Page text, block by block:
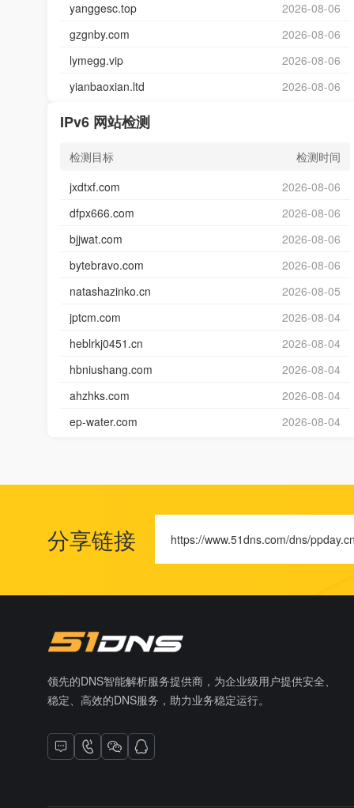
yanggesc.top
2026-08-06
gzgnby.com
2026-08-06
lymegg.vip
2026-08-06
yianbaoxian.ltd
2026-08-06
IPv6 网站检测
检测目标
检测时间
jxdtxf.com
2026-08-06
dfpx666.com
2026-08-06
bjjwat.com
2026-08-06
bytebravo.com
2026-08-06
natashazinko.cn
2026-08-05
jptcm.com
2026-08-04
heblrkj0451.cn
2026-08-04
hbniushang.com
2026-08-04
ahzhks.com
2026-08-04
ep-water.com
2026-08-04
分享链接 https://www.51dns.com/dns/
领先的DNS智能解析服务提供商，为企业级用户提供安全、
稳定、高效的DNS服务，助力业务稳定运行。